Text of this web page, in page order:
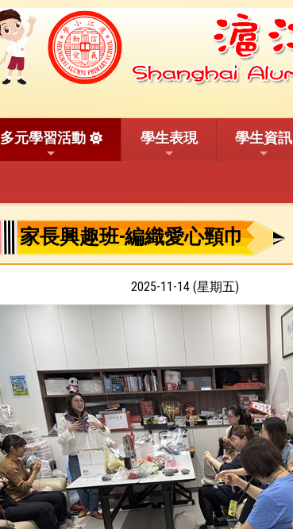
多元學習活動 學生表現 學生資訊
家長興趣班-編織愛心頸巾
2025-11-14 (星期五)